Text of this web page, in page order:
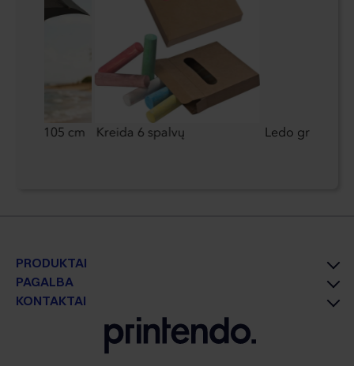
ø105 cm Kreida 6 spalvų Ledo grandiklis
PRODUKTAI
PAGALBA
KONTAKTAI